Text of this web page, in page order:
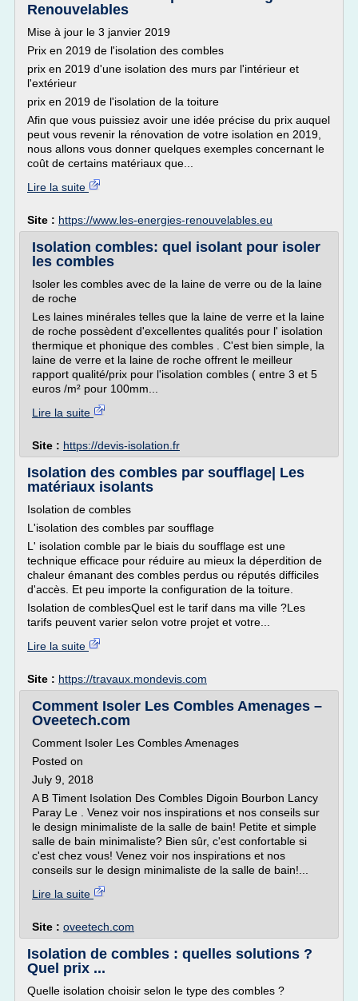
Renouvelables
Mise à jour le 3 janvier 2019
Prix en 2019 de l'isolation des combles
prix en 2019 d'une isolation des murs par l'intérieur et
l'extérieur
prix en 2019 de l'isolation de la toiture
Afin que vous puissiez avoir une idée précise du prix auquel
peut vous revenir la rénovation de votre isolation en 2019,
nous allons vous donner quelques exemples concernant le
coût de certains matériaux que...
Lire la suite
Site : https://www.les-energies-renouvelables.eu
Isolation combles: quel isolant pour isoler
les combles
Isoler les combles avec de la laine de verre ou de la laine
de roche
Les laines minérales telles que la laine de verre et la laine
de roche possèdent d'excellentes qualités pour l' isolation
thermique et phonique des combles . C'est bien simple, la
laine de verre et la laine de roche offrent le meilleur
rapport qualité/prix pour l'isolation combles ( entre 3 et 5
euros /m² pour 100mm...
Lire la suite
Site : https://devis-isolation.fr
Isolation des combles par soufflage| Les
matériaux isolants
Isolation de combles
L'isolation des combles par soufflage
L' isolation comble par le biais du soufflage est une
technique efficace pour réduire au mieux la déperdition de
chaleur émanant des combles perdus ou réputés difficiles
d'accès. Et peu importe la configuration de la toiture.
Isolation de comblesQuel est le tarif dans ma ville ?Les
tarifs peuvent varier selon votre projet et votre...
Lire la suite
Site : https://travaux.mondevis.com
Comment Isoler Les Combles Amenages –
Oveetech.com
Comment Isoler Les Combles Amenages
Posted on
July 9, 2018
A B Timent Isolation Des Combles Digoin Bourbon Lancy
Paray Le . Venez voir nos inspirations et nos conseils sur
le design minimaliste de la salle de bain! Petite et simple
salle de bain minimaliste? Bien sûr, c'est confortable si
c'est chez vous! Venez voir nos inspirations et nos
conseils sur le design minimaliste de la salle de bain!...
Lire la suite
Site : oveetech.com
Isolation de combles : quelles solutions ?
Quel prix ...
Quelle isolation choisir selon le type des combles ?